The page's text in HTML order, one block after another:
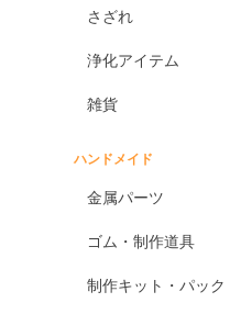
さざれ
浄化アイテム
雑貨
ハンドメイド
金属パーツ
ゴム・制作道具
制作キット・パック